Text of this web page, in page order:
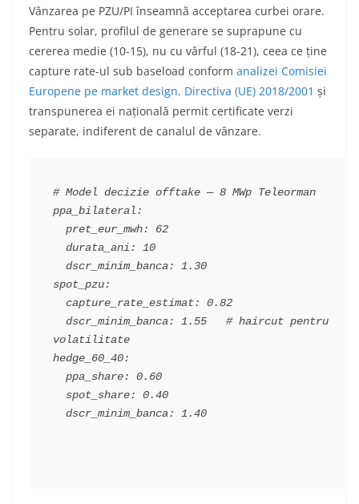
Vânzarea pe PZU/PI înseamnă acceptarea curbei orare.
Pentru solar, profilul de generare se suprapune cu
cererea medie (10-15), nu cu vârful (18-21), ceea ce ține
capture rate-ul sub baseload conform analizei Comisiei
Europene pe market design. Directiva (UE) 2018/2001 și
transpunerea ei națională permit certificate verzi
separate, indiferent de canalul de vânzare.
# Model decizie offtake — 8 MWp Teleorman
ppa_bilateral:
spot_pzu:
volatilitate
hedge_60_40:
  dscr_minim_banca: 1.40